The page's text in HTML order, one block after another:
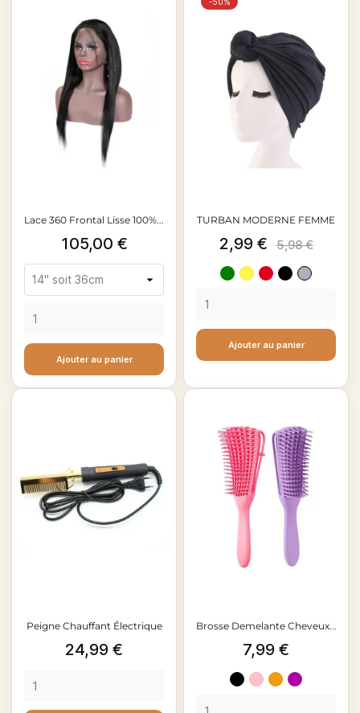
Lace 360 Frontal Lisse 100%...
Prix
105,00 €
Ajouter au panier
TURBAN MODERNE FEMME
Prix
2,99 € Prix
de
base
5,98 €
VertJauneRouge
NoirGris
Ajouter au panier
Peigne Chauffant Électrique
Prix
24,99 €
Brosse Demelante Cheveux...
Prix
7,99 €
NoirRoseOrangeViolet